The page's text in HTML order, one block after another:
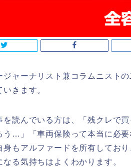
ジャーナリスト兼コラムニスト
きます。
を読んでいる方は、「残クレで
う…」「車両保険って本当に必
身もアルファードを所有してお
なる気持ちはよくわかります。